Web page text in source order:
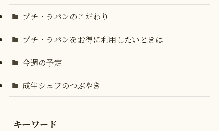
プチ・ラパンのこだわり
プチ・ラパンをお得に利用したいときは
今週の予定
成生シェフのつぶやき
キーワード